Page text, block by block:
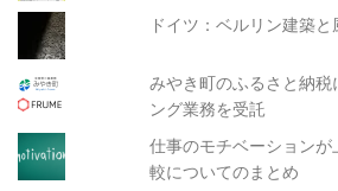
ドイツ：ベルリン建築と
みやき町のふるさと納税
ング業務を受託
仕事のモチベーション
較についてのまとめ